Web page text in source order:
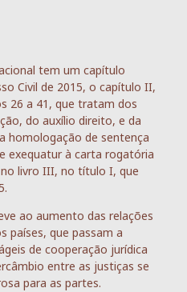
tem um capítulo
Civil de 2015, o capítulo II,
26 a 41, que tratam dos
do auxílio direito, e da
homologação de sentença
exequatur à carta rogatória
livro III, no título I, que
ao aumento das relações
países, que passam a
de cooperação jurídica
entre as justiças se
para as partes.